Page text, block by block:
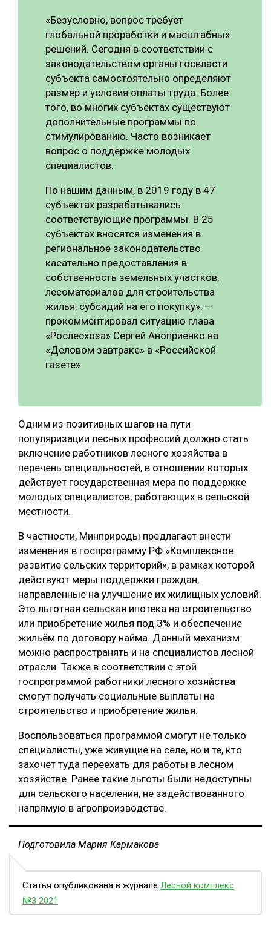
«Безусловно, вопрос требует
глобальной проработки и масштабных
решений. Сегодня в соответствии с
законодательством органы госвласти
субъекта самостоятельно определяют
размер и условия оплаты труда. Более
того, во многих субъектах существуют
дополнительные программы по
стимулированию. Часто возникает
вопрос о поддержке молодых
специалистов.
По нашим данным, в 2019 году в 47
субъектах разрабатывались
соответствующие программы. В 25
субъектах вносятся изменения в
региональное законодательство
касательно предоставления в
собственность земельных участков,
лесоматериалов для строительства
жилья, субсидий на его покупку», —
прокомментировал ситуацию глава
«Рослесхоза» Сергей Аноприенко на
«Деловом завтраке» в «Российской
газете».
Одним из позитивных шагов на пути
популяризации лесных профессий должно стать
включение работников лесного хозяйства в
перечень специальностей, в отношении которых
действует государственная мера по поддержке
молодых специалистов, работающих в сельской
местности.
В частности, Минприроды предлагает внести
изменения в госпрограмму РФ «Комплексное
развитие сельских территорий», в рамках которой
действуют меры поддержки граждан,
направленные на улучшение их жилищных условий.
Это льготная сельская ипотека на строительство
или приобретение жилья под 3% и обеспечение
жильём по договору найма. Данный механизм
можно распространять и на специалистов лесной
отрасли. Также в соответствии с этой
госпрограммой работники лесного хозяйства
смогут получать социальные выплаты на
строительство и приобретение жилья.
Воспользоваться программой смогут не только
специалисты, уже живущие на селе, но и те, кто
захочет туда переехать для работы в лесном
хозяйстве. Ранее такие льготы были недоступны
для сельского населения, не задействованного
напрямую в агропроизводстве.
Подготовила Мария Кармакова
Статья опубликована в журнале Лесной комплекс
№3 2021